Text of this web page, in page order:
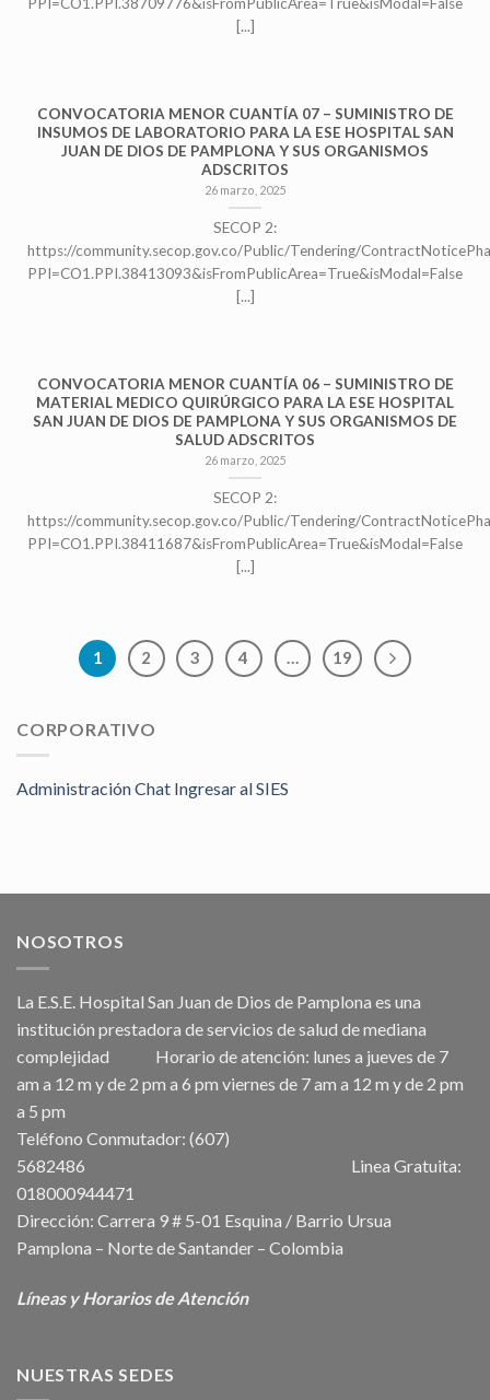
[...]
CONVOCATORIA MENOR CUANTÍA 07 – SUMINISTRO DE
INSUMOS DE LABORATORIO PARA LA ESE HOSPITAL SAN
JUAN DE DIOS DE PAMPLONA Y SUS ORGANISMOS
ADSCRITOS
26 marzo, 2025
SECOP 2:
https://community.secop.gov.co/Public/Tendering/
PPI=CO1.PPI.38413093&isFromPublicArea=True&isModal=False
[...]
CONVOCATORIA MENOR CUANTÍA 06 – SUMINISTRO DE
MATERIAL MEDICO QUIRÚRGICO PARA LA ESE HOSPITAL
SAN JUAN DE DIOS DE PAMPLONA Y SUS ORGANISMOS DE
SALUD ADSCRITOS
26 marzo, 2025
SECOP 2:
https://community.secop.gov.co/Public/Tendering/
PPI=CO1.PPI.38411687&isFromPublicArea=True&isModal=False
[...]
1 2 3 4 … 19
CORPORATIVO
Administración Chat Ingresar al SIES
NOSOTROS
La E.S.E. Hospital San Juan de Dios de Pamplona es una
institución prestadora de servicios de salud de mediana
complejidad Horario de atención: lunes a jueves de 7
am a 12 m y de 2 pm a 6 pm viernes de 7 am a 12 m y de 2 pm
a 5 pm
Teléfono Conmutador: (607)
5682486 Linea Gratuita:
018000944471
Dirección: Carrera 9 # 5-01 Esquina / Barrio Ursua
Pamplona – Norte de Santander – Colombia
Líneas y Horarios de Atención
NUESTRAS SEDES